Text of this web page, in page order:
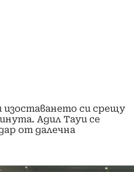
си срещу
Адил Тауи се
от далечна